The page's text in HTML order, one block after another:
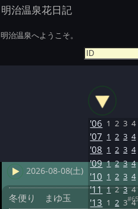
明治温泉花日記
明治温泉へようこそ。
2026-08-08(土)
冬便り まゆ玉
'06 1 2 3 4
'07 1 2 3 4
'08 1 2 3 4
'09 1 2 3 4
'10 1 2 3 4
'11 1 2 3 4
'13 1 2 3 4